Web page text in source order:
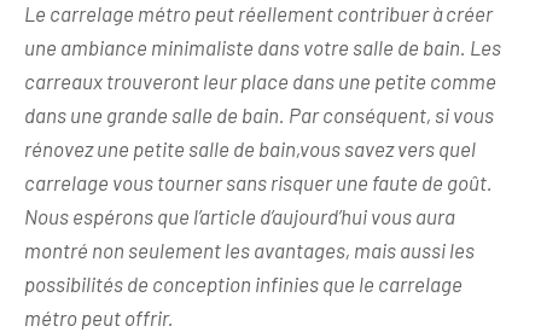
Le carrelage métro peut réellement contribuer à créer
une ambiance minimaliste dans votre salle de bain. Les
carreaux trouveront leur place dans une petite comme
dans une grande salle de bain. Par conséquent, si vous
rénovez une petite salle de bain,vous savez vers quel
carrelage vous tourner sans risquer une faute de goût.
Nous espérons que l’article d’aujourd’hui vous aura
montré non seulement les avantages, mais aussi les
possibilités de conception infinies que le carrelage
métro peut offrir.